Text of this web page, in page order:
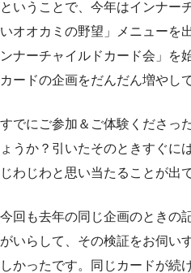
ということで、今年はインナー
いオオカミの野望」メニューを
ンナーチャイルドカード会」を
カードの企画をだんだん増やし
すでにご参加＆ご体験くださっ
ょうか？引いたそのときすぐに
じわじわと思い当たることが出
今回も去年の同じ企画のときの
がいらして、その検証をお伺い
しかったです。同じカードが続